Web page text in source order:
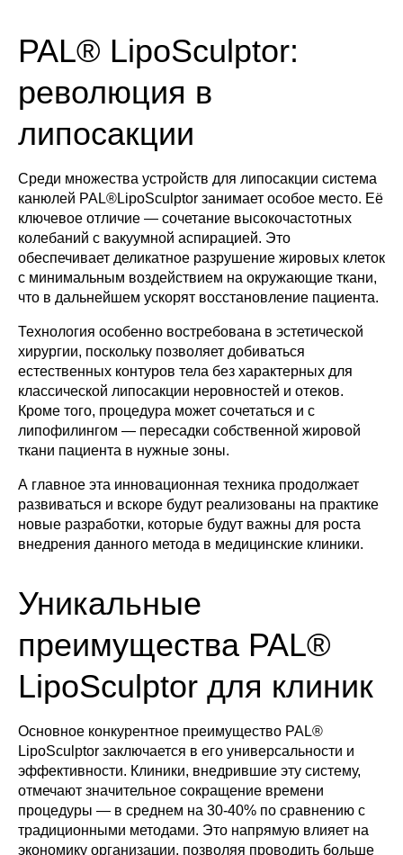
PAL® LipoSculptor:
революция в
липосакции
Среди множества устройств для липосакции система
канюлей PAL®LipoSculptor занимает особое место. Её
ключевое отличие — сочетание высокочастотных
колебаний с вакуумной аспирацией. Это
обеспечивает деликатное разрушение жировых клеток
с минимальным воздействием на окружающие ткани,
что в дальнейшем ускорят восстановление пациента.
Технология особенно востребована в эстетической
хирургии, поскольку позволяет добиваться
естественных контуров тела без характерных для
классической липосакции неровностей и отеков.
Кроме того, процедура может сочетаться и с
липофилингом — пересадки собственной жировой
ткани пациента в нужные зоны.
А главное эта инновационная техника продолжает
развиваться и вскоре будут реализованы на практике
новые разработки, которые будут важны для роста
внедрения данного метода в медицинские клиники.
Уникальные
преимущества PAL®
LipoSculptor для клиник
Основное конкурентное преимущество PAL®
LipoSculptor заключается в его универсальности и
эффективности. Клиники, внедрившие эту систему,
отмечают значительное сокращение времени
процедуры — в среднем на 30-40% по сравнению с
традиционными методами. Это напрямую влияет на
экономику организации, позволяя проводить больше